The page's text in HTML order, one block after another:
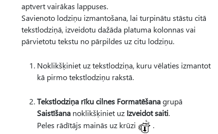
aptvert vairākas lappuses.
Savienoto lodziņu izmantošana, lai turpinātu stāstu citā
tekstlodziņā, izveidotu dažāda platuma kolonnas vai
pārvietotu tekstu no pārpildes uz citu lodziņu.
Noklikšķiniet uz tekstlodziņa, kuru vēlaties izmantot
kā pirmo tekstlodziņu rakstā.
Tekstlodziņa rīku cilnes Formatēšanagrupā
Saistīšana noklikšķiniet uz Izveidot saiti.
Peles rādītājs mainās uz krūzi
.